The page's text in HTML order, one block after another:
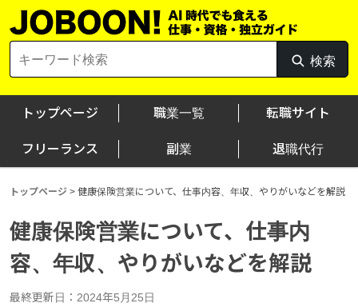
Skip
to
for:
検索
検
索
トップページ 職業一覧 転職サイト
フリーランス 副業 退職代行
トップページ > 健康保険営業について、仕事内容、年収、やりがいなどを解説
健康保険営業について、仕事内
容、年収、やりがいなどを解説
最終更新日：2024年5月25日